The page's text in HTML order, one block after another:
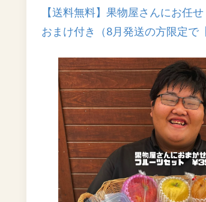
【送料無料】果物屋さんにお任
おまけ付き（8月発送の方限定で